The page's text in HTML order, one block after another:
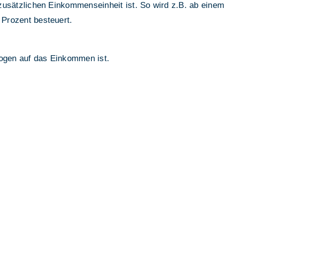
Einkommenseinheit ist. So wird z.B. ab einem
besteuert.
auf das Einkommen ist.